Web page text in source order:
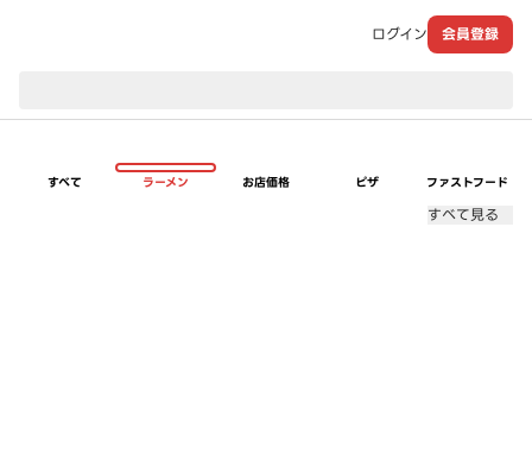
ログイン 会員登録
すべて ラーメン お店価格 ピザ ファストフード
すべて見る